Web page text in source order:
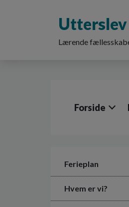
Utterslev
Lærende
Forside
Ferieplan
Hvem er vi?